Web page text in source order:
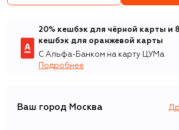
20% кешбэк для чёрной карты и
кешбэк для оранжевой карты
С Альфа-Банком на карту ЦУМа
Подробнее
Ваш город Москва